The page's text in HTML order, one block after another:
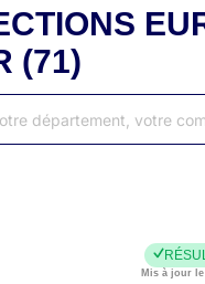
(71)
Mis à jour le